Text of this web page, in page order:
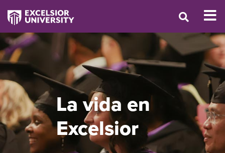
La vida en
Excelsior